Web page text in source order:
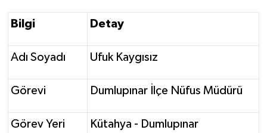
Bilgi Detay
Adı Soyadı Ufuk Kaygısız
Görevi Dumlupınar İlçe Nüfus Müdürü
Görev Yeri Kütahya - Dumlupınar